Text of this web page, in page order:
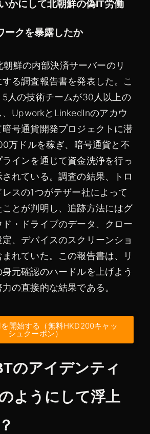
かにして北朝鮮の偽IT労働
ークを暴露したか
朝鮮の内部決済サーバーのリ
る調査報告書を発表した。こ
人の技術チームが30人以上の
UpworkとLinkedInのアカウ
号通貨開発プロジェクトに潜
万ドルを稼ぎ、暗号通貨と不
インを通じて資金洗浄を行っ
れている。調査の結果、トロ
スの1つがテザー社によって
とが判明し、追跡方法にはグ
・ドライブのデータ、クロー
、デバイスのスクリーンショ
れていた。この報告書は、リ
元確認のハードルを上げよう
の直接的な結果である。
開始する（無料HKD200キャッ
シュクーポン）
のアイデンティ
ようにして浮上